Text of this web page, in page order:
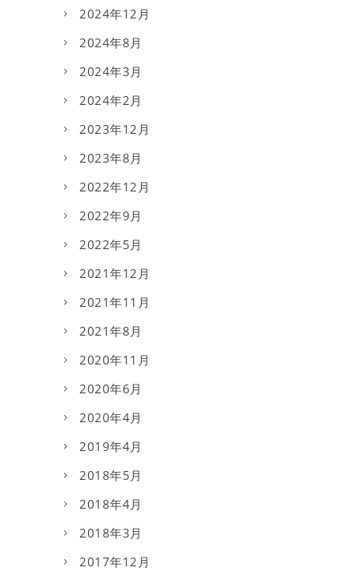
2024年12月
2024年8月
2024年3月
2024年2月
2023年12月
2023年8月
2022年12月
2022年9月
2022年5月
2021年12月
2021年11月
2021年8月
2020年11月
2020年6月
2020年4月
2019年4月
2018年5月
2018年4月
2018年3月
2017年12月